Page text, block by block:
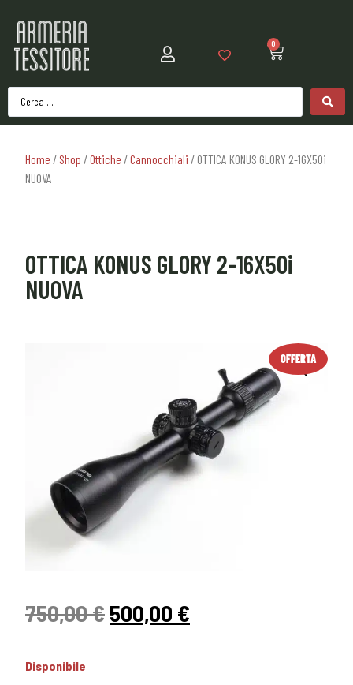
0
Home / Shop /Ottiche /Cannocchiali / OTTICA KONUS GLORY 2-16X50i
NUOVA
OTTICA KONUS GLORY 2-16X50i
NUOVA
OFFERTA
750,00€ 500,00 €
Disponibile